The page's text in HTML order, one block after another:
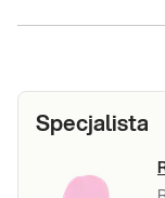
Specjalista